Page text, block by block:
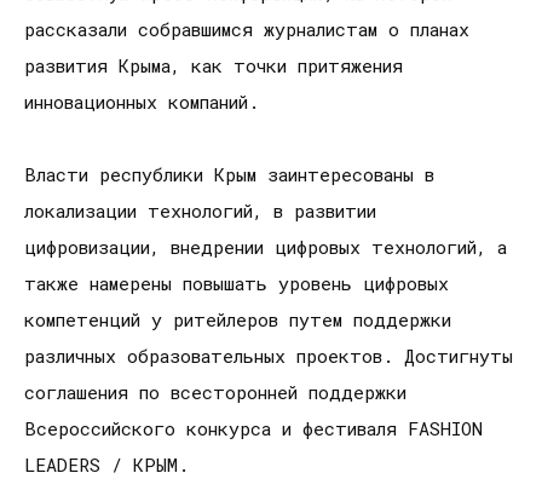
рассказали собравшимся журналистам о планах
развития Крыма, как точки притяжения
инновационных компаний.
Власти республики Крым заинтересованы в
локализации технологий, в развитии
цифровизации, внедрении цифровых технологий, а
также намерены повышать уровень цифровых
компетенций у ритейлеров путем поддержки
различных образовательных проектов. Достигнуты
соглашения по всесторонней поддержки
Всероссийского конкурса и фестиваля FASHION
LEADERS / КРЫМ.